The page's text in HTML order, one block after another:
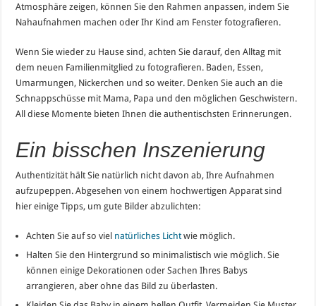
Atmosphäre zeigen, können Sie den Rahmen anpassen, indem Sie
Nahaufnahmen machen oder Ihr Kind am Fenster fotografieren.
Wenn Sie wieder zu Hause sind, achten Sie darauf, den Alltag mit
dem neuen Familienmitglied zu fotografieren. Baden, Essen,
Umarmungen, Nickerchen und so weiter. Denken Sie auch an die
Schnappschüsse mit Mama, Papa und den möglichen Geschwistern.
All diese Momente bieten Ihnen die authentischsten Erinnerungen.
Ein bisschen Inszenierung
Authentizität hält Sie natürlich nicht davon ab, Ihre Aufnahmen
aufzupeppen. Abgesehen von einem hochwertigen Apparat sind
hier einige Tipps, um gute Bilder abzulichten:
Achten Sie auf so viel natürliches Lichtwie möglich.
Halten Sie den Hintergrund so minimalistisch wie möglich. Sie
können einige Dekorationen oder Sachen Ihres Babys
arrangieren, aber ohne das Bild zu überlasten.